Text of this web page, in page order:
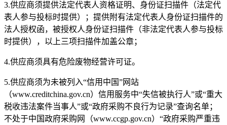
3.供应商须提供法定代表人资格证明、身份证扫描件（法定代
表人参与投标时提供）；提供附有法定代表人身份证扫描件的
法人授权函，被授权人身份证扫描件（非法定代表人参与投标
时提供），以上三项扫描件加盖公章；
4.供应商须具有危险废物经营许可证。
5.供应商须为未被列 入“信用中国”网站
（www.creditchina.gov.cn）信用服务中“失信被执行人”或“重大
税收违法案件当事人”或“政府采购不良行为记录”查询名单；
不处于中国政府采购网（www.ccgp.gov.cn）“政府采购严重违